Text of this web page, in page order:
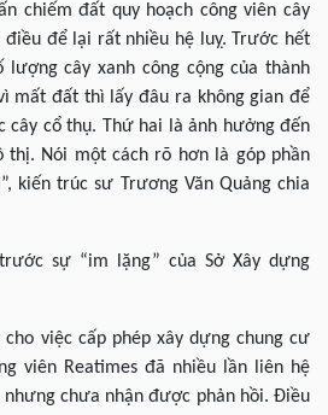
chiếm đất quy hoạch công viên cây
điều để lại rất nhiều hệ luỵ. Trước hết
lượng cây xanh công cộng của thành
mất đất thì lấy đâu ra không gian để
cây cổ thụ. Thứ hai là ảnh hưởng đến
thị. Nói một cách rõ hơn là góp phần
kiến trúc sư Trương Văn Quảng chia
sự “im lặng” của Sở Xây dựng
việc cấp phép xây dựng chung cư
viên Reatimes đã nhiều lần liên hệ
nhưng chưa nhận được phản hồi. Điều